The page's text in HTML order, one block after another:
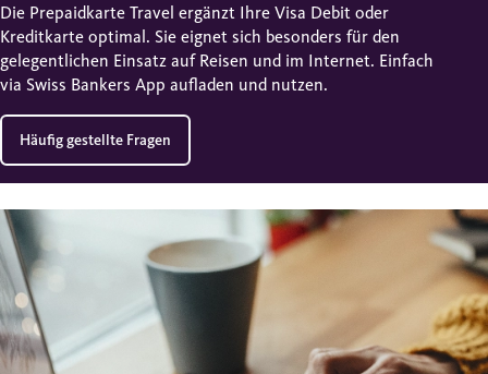
Die Prepaidkarte Travel ergänzt Ihre Visa Debit oder
Kreditkarte optimal. Sie eignet sich besonders für den
gelegentlichen Einsatz auf Reisen und im Internet. Einfach
via Swiss Bankers App aufladen und nutzen.
Häufig gestellte Fragen